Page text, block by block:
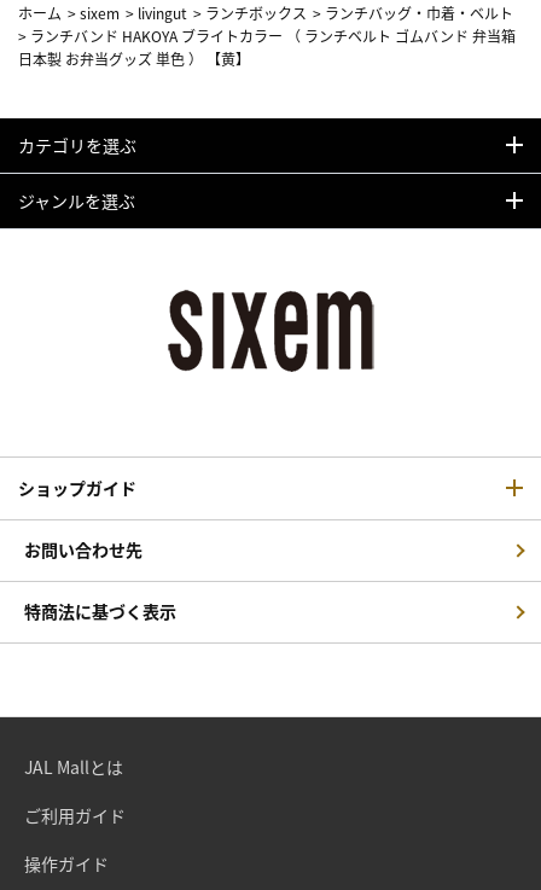
ホーム >sixem > livingut > ランチボックス > ランチバッグ・巾着・ベルト
> ランチバンド HAKOYA ブライトカラー （ ランチベルト ゴムバンド 弁当箱
日本製 お弁当グッズ 単色 ） 【黄】
カテゴリを選ぶ
ジャンルを選ぶ
ショップガイド
お問い合わせ先
特商法に基づく表示
JAL Mallとは
ご利用ガイド
操作ガイド